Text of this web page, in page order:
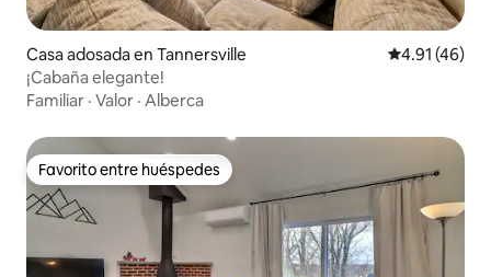
Casa adosada en Tannersville Calificación
4.91 (46)
¡Cabaña elegante!
Familiar · Valor · Alberca
Favorito entre huéspedes
Favorito entre huéspedes